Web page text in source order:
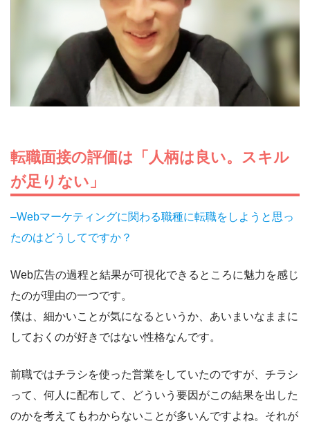
転職面接の評価は「人柄は良い。スキル
が足りない」
–Webマーケティングに関わる職種に転職をしようと思っ
たのはどうしてですか？
Web広告の過程と結果が可視化できるところに魅力を感じ
たのが理由の一つです。
僕は、細かいことが気になるというか、あいまいなままに
しておくのが好きではない性格なんです。
前職ではチラシを使った営業をしていたのですが、チラシ
って、何人に配布して、どういう要因がこの結果を出した
のかを考えてもわからないことが多いんですよね。それが